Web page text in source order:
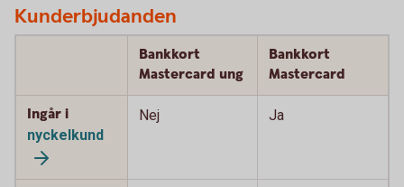
Kunderbjudanden
Bankkort
Mastercard ung
Bankkort
Mastercard
Ingår i
nyckelkund
Nej Ja